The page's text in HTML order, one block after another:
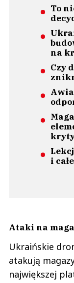
To
na
Czy
i
Ataki na
Ukraińskie
atakują
największej